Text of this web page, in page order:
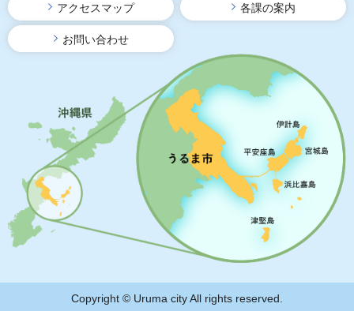
アクセスマップ 各課の案内
お問い合わせ
Copyright © Uruma city All rights reserved.